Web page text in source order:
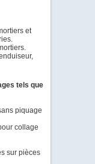
et
tels que
piquage
collage
sur pièces